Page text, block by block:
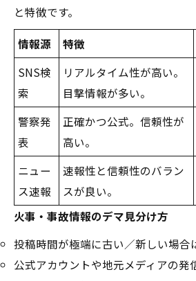
と特徴です。
情報源 特徴
SNS検
索
リアルタイム性が高い。
目撃情報が多い。
警察発
表
正確かつ公式。信頼性が
高い。
ニュー
ス速報
速報性と信頼性のバラン
スが良い。
火事・事故情報のデマ見分け方
投稿時間が極端に古い／新しい場合
公式アカウントや地元メディアの発